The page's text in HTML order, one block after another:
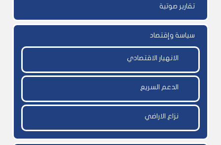
تقارير صوتية
سياسة وإقتصاد
الانهيار الاقتصادي
الدعم السريع
نزاع الاراضي